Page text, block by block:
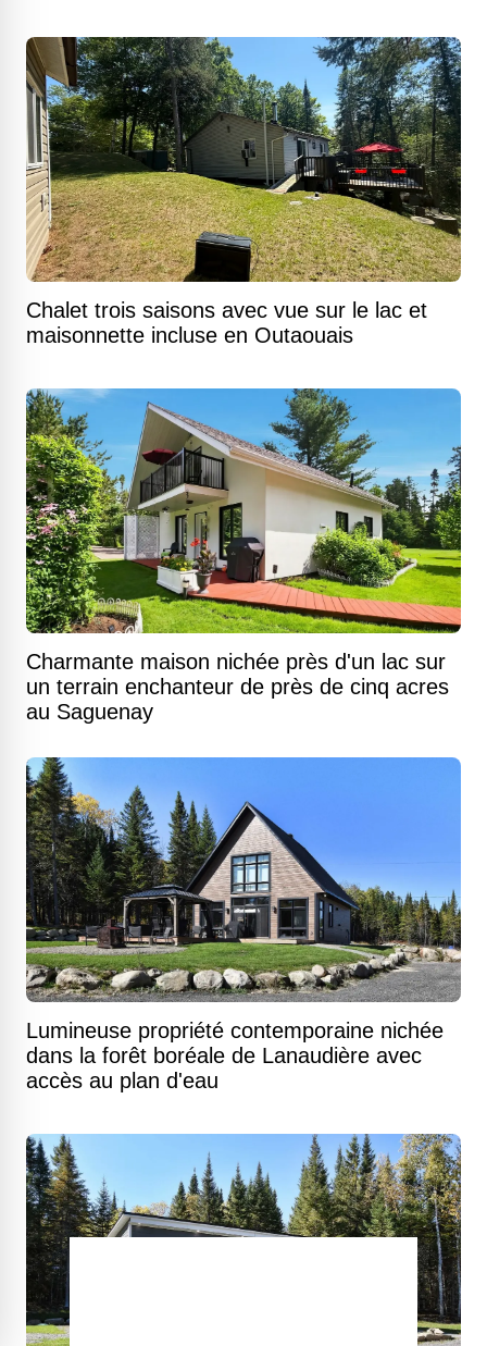
Chalet trois saisons avec vue sur le lac et
maisonnette incluse en Outaouais
Charmante maison nichée près d'un lac sur
un terrain enchanteur de près de cinq acres
au Saguenay
Lumineuse propriété contemporaine nichée
dans la forêt boréale de Lanaudière avec
accès au plan d'eau